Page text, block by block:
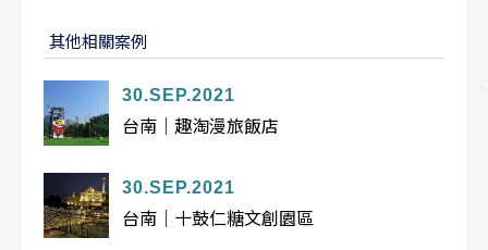
其他相關案例
30.SEP.2021
台南｜趣淘漫旅飯店
30.SEP.2021
台南｜十鼓仁糖文創園區